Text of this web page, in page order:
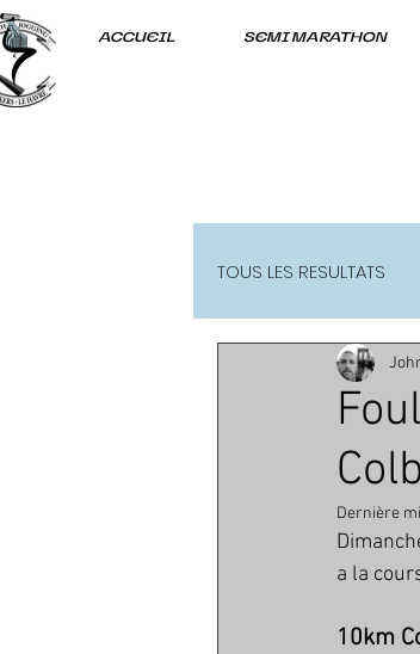
ACCUEIL SEMI MARATHON
TOUS LES RESULTATS
RESULTATS 2021-
Dernière
a la
10km